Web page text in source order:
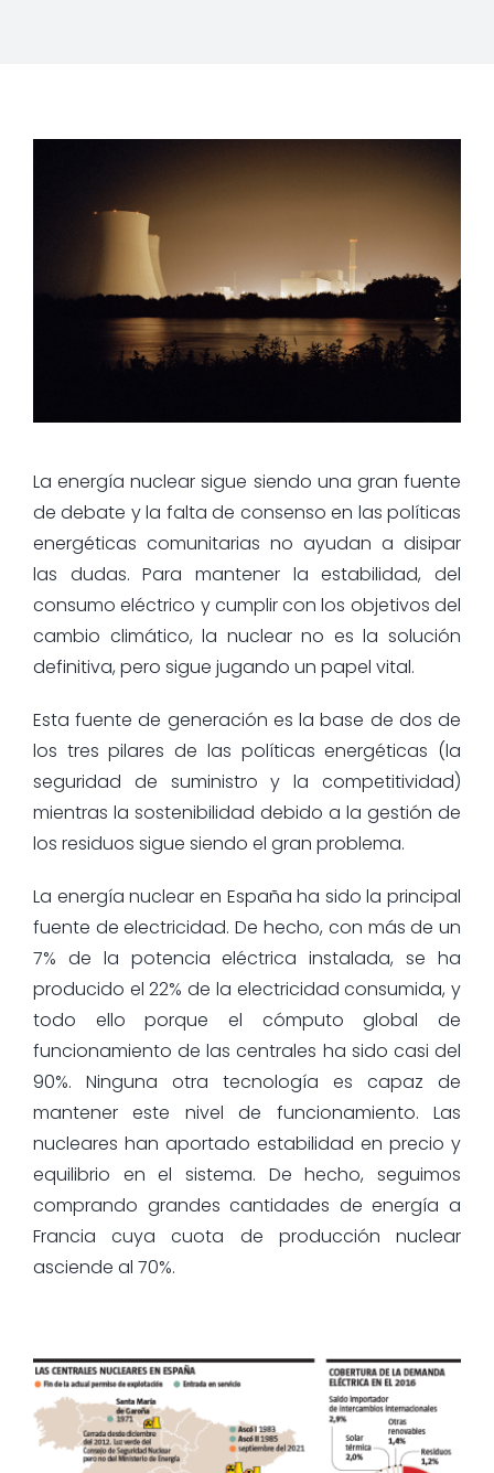
La energía nuclear sigue siendo una gran fuente
de debate y la falta de consenso en las políticas
energéticas comunitarias no ayudan a disipar
las dudas. Para mantener la estabilidad, del
consumo eléctrico y cumplir con los objetivos del
cambio climático, la nuclear no es la solución
definitiva, pero sigue jugando un papel vital.
Esta fuente de generación es la base de dos de
los tres pilares de las políticas energéticas (la
seguridad de suministro y la competitividad)
mientras la sostenibilidad debido a la gestión de
los residuos sigue siendo el gran problema.
La energía nuclear en España ha sido la principal
fuente de electricidad. De hecho, con más de un
7% de la potencia eléctrica instalada, se ha
producido el 22% de la electricidad consumida, y
todo ello porque el cómputo global de
funcionamiento de las centrales ha sido casi del
90%. Ninguna otra tecnología es capaz de
mantener este nivel de funcionamiento. Las
nucleares han aportado estabilidad en precio y
equilibrio en el sistema. De hecho, seguimos
comprando grandes cantidades de energía a
Francia cuya cuota de producción nuclear
asciende al 70%.